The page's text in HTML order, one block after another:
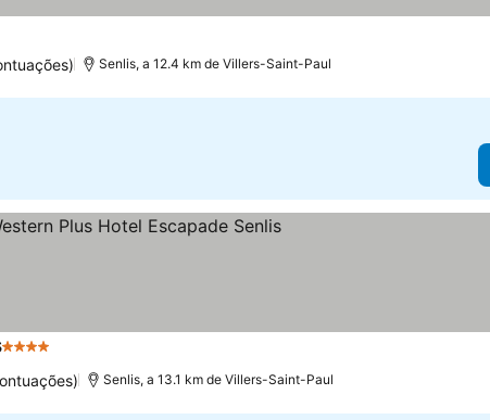
Senlis, a 12.4 km de Villers-Saint-Paul
4 Estrelas
Senlis, a 13.1 km de Villers-Saint-Paul